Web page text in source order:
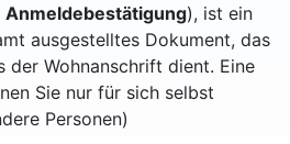
Anmeldebestätigung), ist ein
ausgestelltes Dokument, das
der Wohnanschrift dient. Eine
Sie nur für sich selbst
Personen)